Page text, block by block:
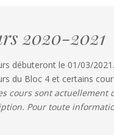
2020-2021
débuteront le 01/03/2021.
du Bloc 4 et certains
cours sont actuellement
Pour toute